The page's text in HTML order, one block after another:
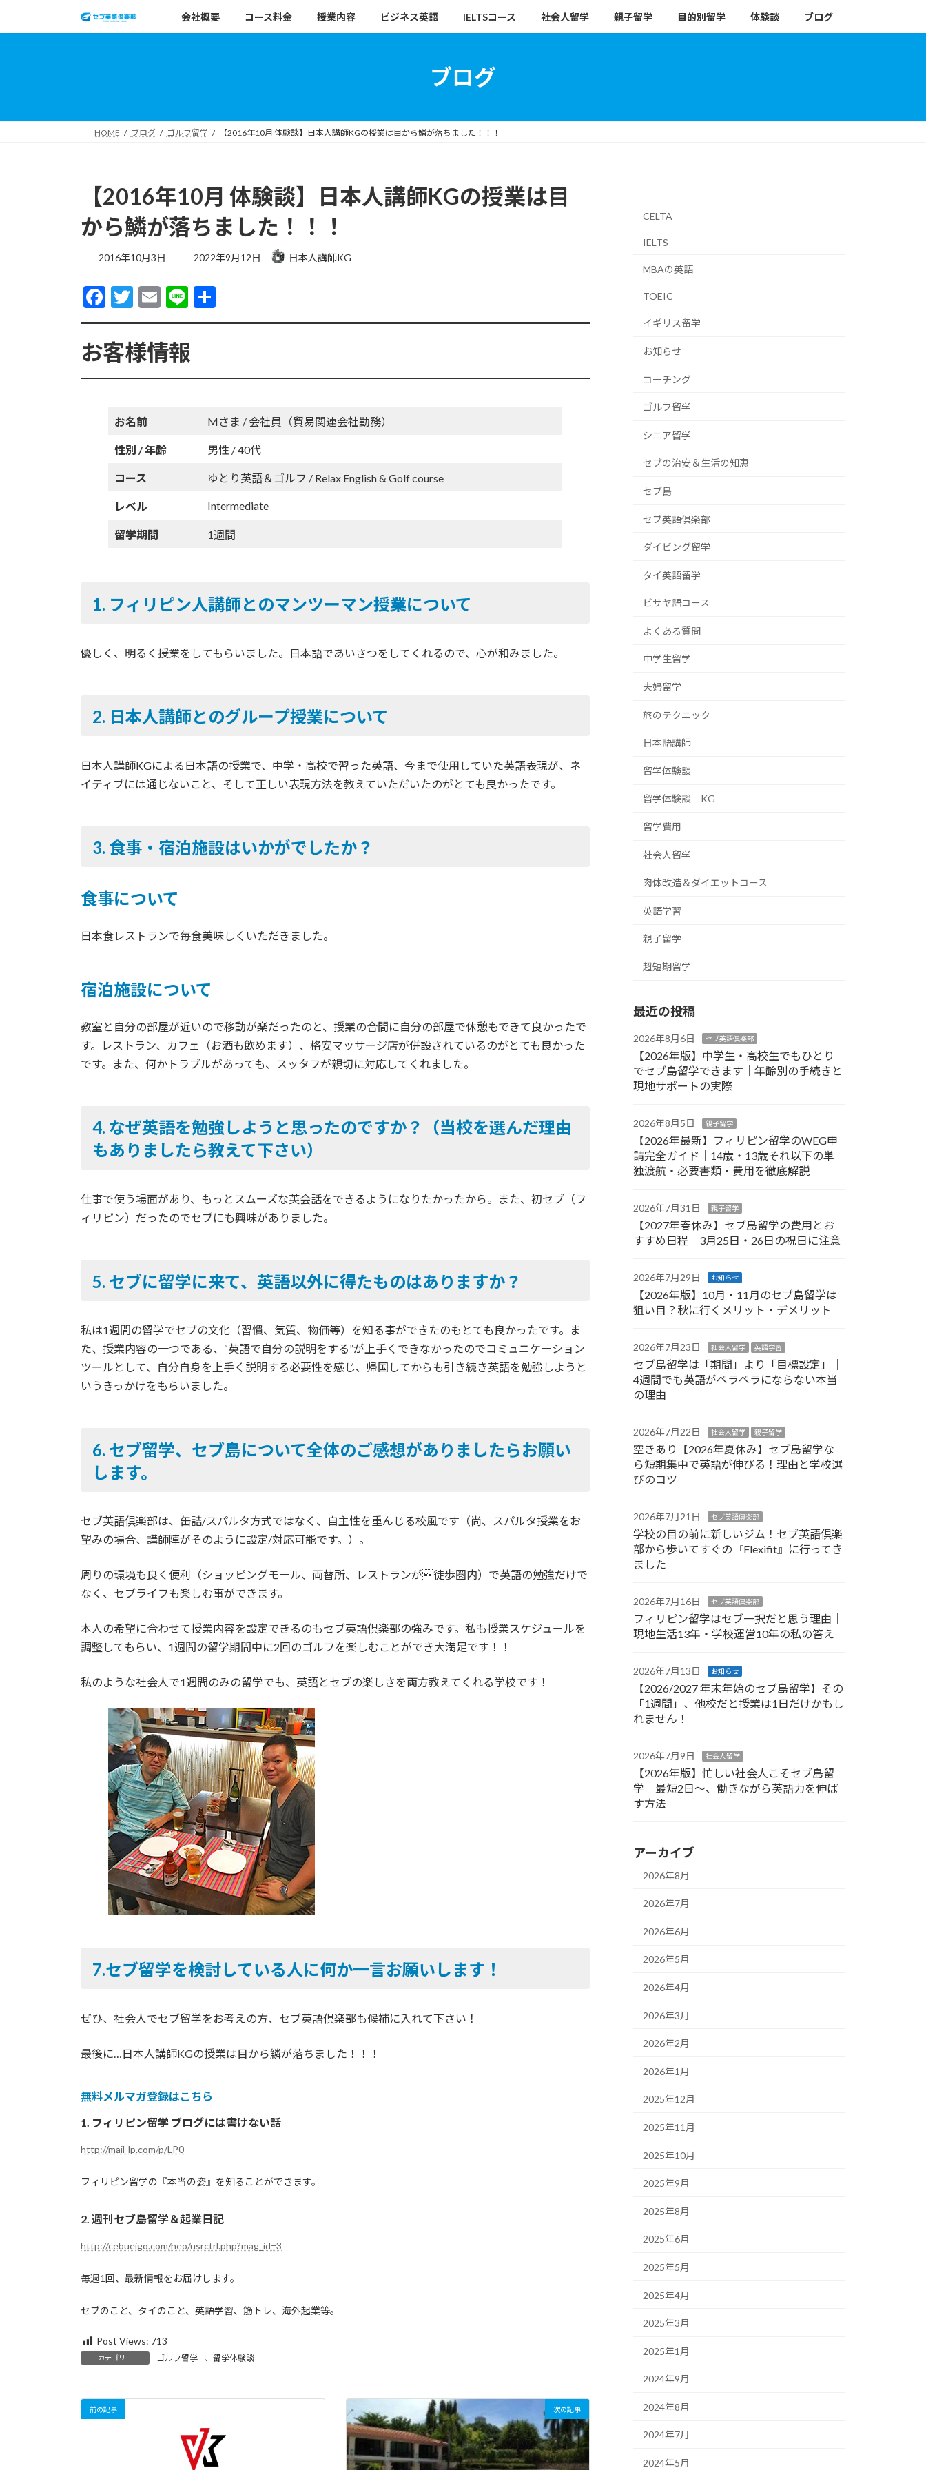
キ
に
会社概要 コース料金 授業内容 ビジネス英語 IELTSコース 社会人留学 親子留学 目的別留学 体験談 ブログ
ブログ
HOME ブログ ゴルフ留学 【2016年10月 体験談】日本人講師KGの授業は目から鱗が落ちました！！！
【2016年10月 体験談】日本人講師KGの授業は目
から鱗が落ちました！！！
2016年10月3日
最
新
日
時
2022年9月12日 日本人講師KG
F
ac
e
b
o
k
T
w
itt
er
E
m
ai
l
Li
n
e
有
お客様情報
お名前 Mさま / 会社員（貿易関連会社勤務）
性別 / 年齢 男性 / 40代
コース ゆとり英語＆ゴルフ / Relax English & Golf course
レベル Intermediate
留学期間 1週間
1. フィリピン人講師とのマンツーマン授業について
優しく、明るく授業をしてもらいました。日本語であいさつをしてくれるので、心が和みました。
2. 日本人講師とのグループ授業について
日本人講師KGによる日本語の授業で、中学・高校で習った英語、今まで使用していた英語表現が、ネ
イティブには通じないこと、そして正しい表現方法を教えていただいたのがとても良かったです。
3. 食事・宿泊施設はいかがでしたか？
食事について
日本食レストランで毎食美味しくいただきました。
宿泊施設について
教室と自分の部屋が近いので移動が楽だったのと、授業の合間に自分の部屋で休憩もできて良かったで
す。レストラン、カフェ（お酒も飲めます）、格安マッサージ店が併設されているのがとても良かった
です。また、何かトラブルがあっても、スッタフが親切に対応してくれました。
4. なぜ英語を勉強しようと思ったのですか？（当校を選んだ理由
もありましたら教えて下さい）
仕事で使う場面があり、もっとスムーズな英会話をできるようになりたかったから。また、初セブ（フ
ィリピン）だったのでセブにも興味がありました。
5. セブに留学に来て、英語以外に得たものはありますか？
私は1週間の留学でセブの文化（習慣、気質、物価等）を知る事ができたのもとても良かったです。ま
た、授業内容の一つである、“英語で自分の説明をする”が上手くできなかったのでコミュニケーション
ツールとして、自分自身を上手く説明する必要性を感じ、帰国してからも引き続き英語を勉強しようと
いうきっかけをもらいました。
6. セブ留学、セブ島について全体のご感想がありましたらお願い
します。
セブ英語倶楽部は、缶詰/スパルタ方式ではなく、自主性を重んじる校風です（尚、スパルタ授業をお
望みの場合、講師陣がそのように設定/対応可能です。）。
周りの環境も良く便利（ショッピングモール、両替所、レストランが徒歩圏内）で英語の勉強だけで
なく、セブライフも楽しむ事ができます。
本人の希望に合わせて授業内容を設定できるのもセブ英語倶楽部の強みです。私も授業スケジュールを
調整してもらい、1週間の留学期間中に2回のゴルフを楽しむことができ大満足です！！
私のような社会人で1週間のみの留学でも、英語とセブの楽しさを両方教えてくれる学校です！
7.セブ留学を検討している人に何か一言お願いします！
ぜひ、社会人でセブ留学をお考えの方、セブ英語倶楽部も候補に入れて下さい！
最後に…日本人講師KGの授業は目から鱗が落ちました！！！
無料メルマガ登録はこちら
1. フィリピン留学 ブログには書けない話
http://mail-lp.com/p/LP0
フィリピン留学の『本当の姿』を知ることができます。
2. 週刊セブ島留学＆起業日記
http://cebueigo.com/neo/usrctrl.php?mag_id=3
毎週1回、最新情報をお届けします。
セブのこと、タイのこと、英語学習、筋トレ、海外起業等。
Post Views: 713
カテゴリー ゴルフ留学 、 留学体験談
前の記事 次の記事
CELTA
IELTS
MBAの英語
TOEIC
イギリス留学
お知らせ
コーチング
ゴルフ留学
シニア留学
セブの治安＆生活の知恵
セブ島
セブ英語倶楽部
ダイビング留学
タイ英語留学
ビサヤ語コース
よくある質問
中学生留学
夫婦留学
旅のテクニック
日本語講師
留学体験談
留学体験談 KG
留学費用
社会人留学
肉体改造＆ダイエットコース
英語学習
親子留学
超短期留学
最近の投稿
2026年8月6日 セブ英語倶楽部
【2026年版】中学生・高校生でもひとり
でセブ島留学できます｜年齢別の手続きと
現地サポートの実際
2026年8月5日 親子留学
【2026年最新】フィリピン留学のWEG申
請完全ガイド｜14歳・13歳それ以下の単
独渡航・必要書類・費用を徹底解説
2026年7月31日 親子留学
【2027年春休み】セブ島留学の費用とお
すすめ日程｜3月25日・26日の祝日に注意
2026年7月29日 お知らせ
【2026年版】10月・11月のセブ島留学は
狙い目？秋に行くメリット・デメリット
2026年7月23日 社会人留学 英語学習
セブ島留学は「期間」より「目標設定」｜
4週間でも英語がペラペラにならない本当
の理由
2026年7月22日 社会人留学 親子留学
空きあり【2026年夏休み】セブ島留学な
ら短期集中で英語が伸びる！理由と学校選
びのコツ
2026年7月21日 セブ英語倶楽部
学校の目の前に新しいジム！セブ英語倶楽
部から歩いてすぐの『Flexifit』に行ってき
ました
2026年7月16日 セブ英語倶楽部
フィリピン留学はセブ一択だと思う理由｜
現地生活13年・学校運営10年の私の答え
2026年7月13日 お知らせ
【2026/2027 年末年始のセブ島留学】その
「1週間」、他校だと授業は1日だけかもし
れません！
2026年7月9日 社会人留学
【2026年版】忙しい社会人こそセブ島留
学｜最短2日〜、働きながら英語力を伸ば
す方法
アーカイブ
2026年8月
2026年7月
2026年6月
2026年5月
2026年4月
2026年3月
2026年2月
2026年1月
2025年12月
2025年11月
2025年10月
2025年9月
2025年8月
2025年6月
2025年5月
2025年4月
2025年3月
2025年1月
2024年9月
2024年8月
2024年7月
2024年5月